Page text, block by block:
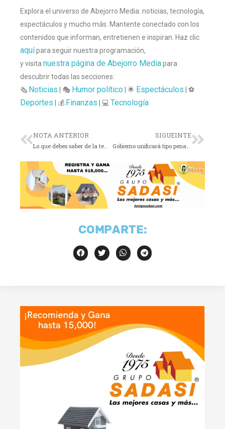
Explora el universo de Abejorro Media: noticias, tecnología,
espectáculos y mucho más. Mantente conectado con los
contenidos que informan, entretienen e inspiran. Haz clic
aquípara seguir nuestra programación,
y visita nuestra página de Abejorro Mediapara
descubrir todas las secciones:
🗞️ Noticias | 🎭 Humor político| 🌟 Espectáculos | ⚽
Deportes | 💰 Finanzas | 💻 Tecnología
NOTA ANTERIOR SIGUEINTE
COMPARTE: